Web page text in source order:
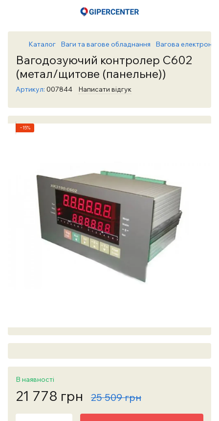
Каталог Ваги та вагове обладнання Вагова
Вагодозуючий контролер С602
(метал/щитове (панельне))
Артикул: 007844 Написати відгук
−15%
В наявності
21 778 грн 25 509 грн